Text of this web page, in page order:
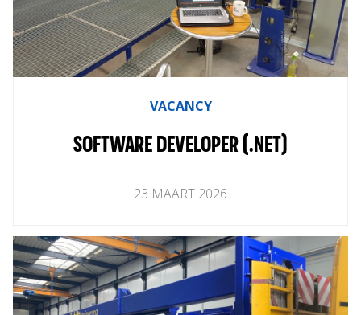
VACANCY
SOFTWARE DEVELOPER (.NET)
23 MAART 2026